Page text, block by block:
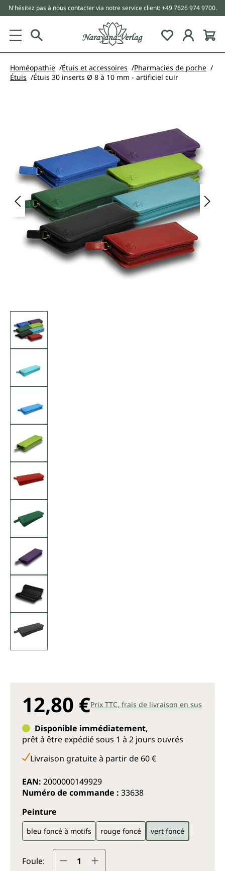
principal
N'hésitez pas à nous contacter via notre service client: +49 7626 974 9700.
Homéopathie Étuis et accessoires
Pharmacies de poche
Étuis
Étuis 30 inserts Ø 8 à 10 mm - artificiel cuir
12,80 €Prix TTC, frais de livraison en sus
Disponible immédiatement,
prêt à être expédié sous 1 à 2 jours ouvrés
Livraison gratuite à partir de 60 €
EAN: 2000000149929
Numéro de commande : 33638
Sélectionnez
Peinture
bleu foncé à motifs rouge foncé vert foncé
Foule: Quantité de produit : Entrez la